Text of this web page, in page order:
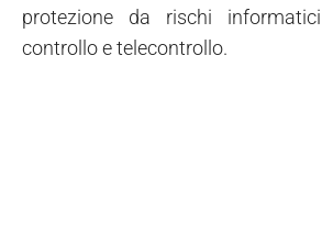
protezione da rischi
controllo e telecontrollo.